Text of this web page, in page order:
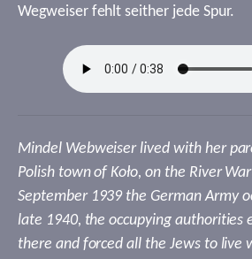
Wegweiser fehlt seither jede Spur.
Mindel Webweiser lived with her
Polish town of Koło, on the River
September 1939 the German Army
late 1940, the occupying authorities
there and forced all the Jews to live